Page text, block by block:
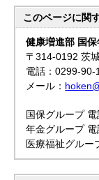
このページに関
健康増進部 国
〒314-0192 茨
電話：0299-90-
メール：
国保グループ
年金グループ
医療福祉グル